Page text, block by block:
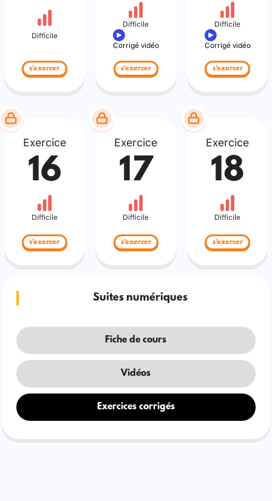
Difficile
s'exercer
Difficile
Corrigé vidéo
s'exercer
Difficile
Corrigé vidéo
s'exercer
Exercice
16
Difficile
s'exercer
Exercice
17
Difficile
s'exercer
Exercice
18
Difficile
s'exercer
Suites numériques
Fiche de cours
Vidéos
Exercices corrigés